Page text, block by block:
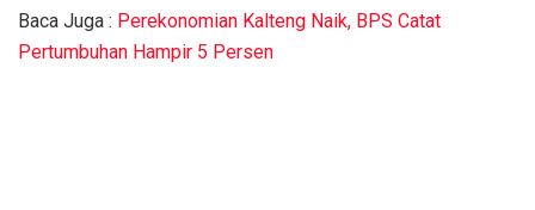
Baca Juga : Perekonomian Kalteng Naik, BPS Catat
Pertumbuhan Hampir 5 Persen